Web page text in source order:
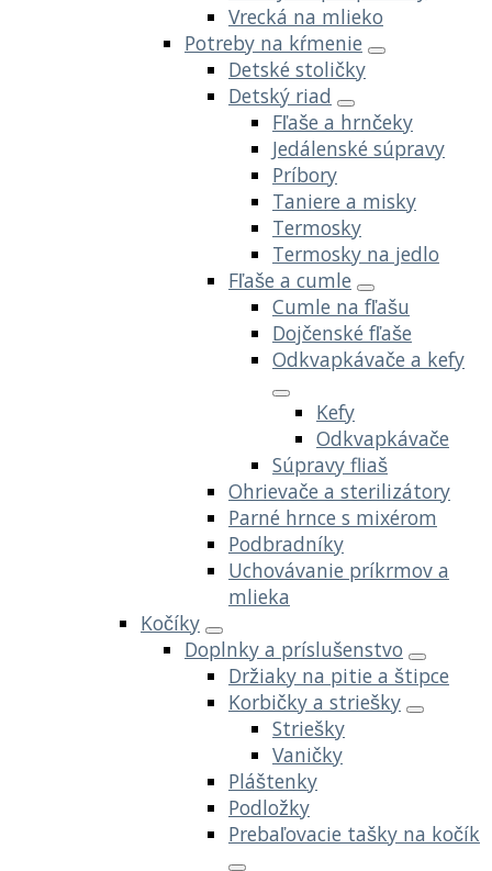
Vrecká na mlieko
Potreby na kŕmenie
Detské stoličky
Detský riad
Fľaše a hrnčeky
Jedálenské súpravy
Príbory
Taniere a misky
Termosky
Termosky na jedlo
Fľaše a cumle
Cumle na fľašu
Dojčenské fľaše
Odkvapkávače a kefy
Kefy
Odkvapkávače
Súpravy fliaš
Ohrievače a sterilizátory
Parné hrnce s mixérom
Podbradníky
Uchovávanie príkrmov a
mlieka
Kočíky
Doplnky a príslušenstvo
Držiaky na pitie a štipce
Korbičky a striešky
Striešky
Vaničky
Pláštenky
Podložky
Prebaľovacie tašky na kočík